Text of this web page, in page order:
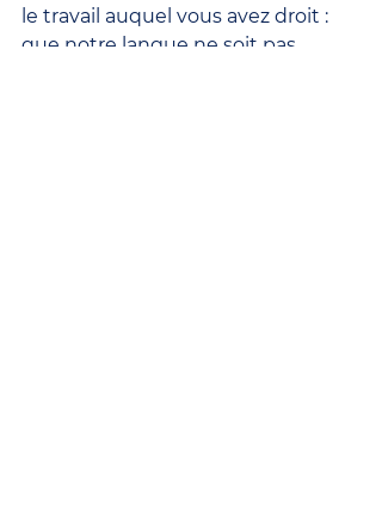
le travail auquel vous avez droit :
que notre langue ne soit pas